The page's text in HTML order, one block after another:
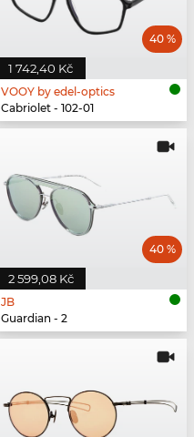
1 742,40 Kč
40 %
VOOY by edel-optics
Cabriolet - 102-01
2 599,08 Kč
40 %
JB
Guardian - 2